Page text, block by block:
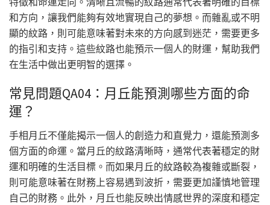
和方向，讓我們能夠有效地實現自己的夢想。而雜亂或不明
顯的紋路，則可能意味著對未來的方向感到迷茫，需要更多
的指引和支持。這些紋路也能預示一個人的財運，幫助我們
在生活中做出更明智的選擇。
常見問題QA04：月丘能預測哪些方面的命
運？
手相月丘不僅能揭示一個人的創造力和直覺力，還能預測多
個方面的命運。當月丘的紋路清晰時，通常代表著穩定的財
運和明確的生活目標。而如果月丘的紋路較為複雜或斷裂，
則可能意味著在財務上容易遇到波折，需要更加謹慎地管理
自己的財務。此外，月丘也能反映出情感世界的深度和穩定